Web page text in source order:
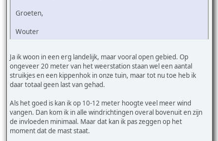
Groeten,
Wouter
Ja ik woon in een erg landelijk, maar vooral open gebied. Op
ongeveer 20 meter van het weerstation staan wel een aantal
struikjes en een kippenhok in onze tuin, maar tot nu toe heb ik
daar totaal geen last van gehad.
Als het goed is kan ik op 10-12 meter hoogte veel meer wind
vangen. Dan kom ik in alle windrichtingen overal bovenuit en zijn
de invloeden minimaal. Maar dat kan ik pas zeggen op het
moment dat de mast staat.